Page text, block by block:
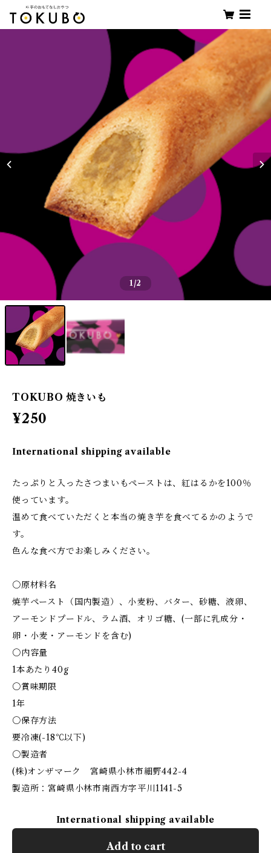
1/2
TOKUBO 焼きいも
¥250
International shipping available
たっぷりと入ったさつまいもペーストは、紅はるかを100％
使っています。
温めて食べていただくと本当の焼き芋を食べてるかのようで
す。
色んな食べ方でお楽しみください。
〇原材料名
焼芋ペースト（国内製造）、小麦粉、バター、砂糖、液卵、
アーモンドプードル、ラム酒、オリゴ糖、(一部に乳成分・
卵・小麦・アーモンドを含む)
〇内容量
1本あたり40g
〇賞味期限
1年
〇保存方法
要冷凍(-18℃以下)
〇製造者
(株)オンザマーク 宮崎県小林市細野442-4
製造所：宮崎県小林市南西方字平川1141-5
International shipping available
Add to cart